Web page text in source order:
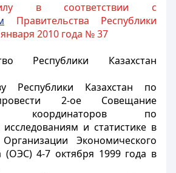
в соответствии с
Правительства Республики
2010 года № 37
Республики Казахстан
Республики Казахстан по
2-ое Совещание
координаторов по
и статистике в
Экономического
(ОЭС) 4-7 октября 1999 года в